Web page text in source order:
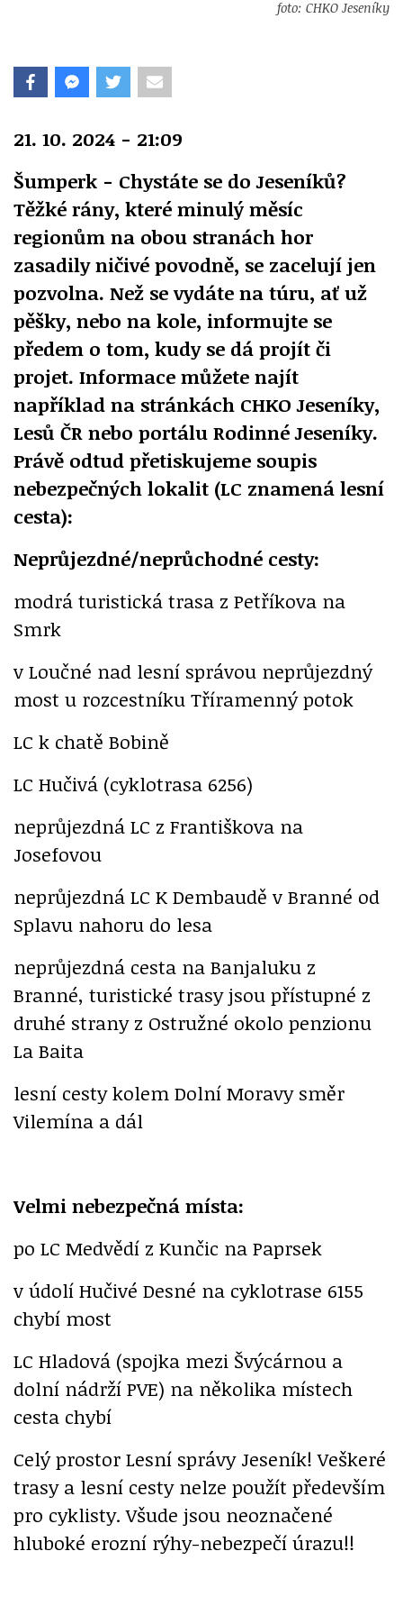
foto: CHKO Jeseníky
21. 10. 2024 - 21:09
Šumperk - Chystáte se do Jeseníků?
Těžké rány, které minulý měsíc
regionům na obou stranách hor
zasadily ničivé povodně, se zacelují jen
pozvolna. Než se vydáte na túru, ať už
pěšky, nebo na kole, informujte se
předem o tom, kudy se dá projít či
projet. Informace můžete najít
například na stránkách CHKO Jeseníky,
Lesů ČR nebo portálu Rodinné Jeseníky.
Právě odtud přetiskujeme soupis
nebezpečných lokalit (LC znamená lesní
cesta):
Neprůjezdné/neprůchodné cesty:
modrá turistická trasa z Petříkova na
Smrk
v Loučné nad lesní správou neprůjezdný
most u rozcestníku Tříramenný potok
LC k chatě Bobině
LC Hučivá (cyklotrasa 6256)
neprůjezdná LC z Františkova na
Josefovou
neprůjezdná LC K Dembaudě v Branné od
Splavu nahoru do lesa
neprůjezdná cesta na Banjaluku z
Branné, turistické trasy jsou přístupné z
druhé strany z Ostružné okolo penzionu
La Baita
lesní cesty kolem Dolní Moravy směr
Vilemína a dál
Velmi nebezpečná místa:
po LC Medvědí z Kunčic na Paprsek
v údolí Hučivé Desné na cyklotrase 6155
chybí most
LC Hladová (spojka mezi Švýcárnou a
dolní nádrží PVE) na několika místech
cesta chybí
Celý prostor Lesní správy Jeseník! Veškeré
trasy a lesní cesty nelze použít především
pro cyklisty. Všude jsou neoznačené
hluboké erozní rýhy-nebezpečí úrazu!!